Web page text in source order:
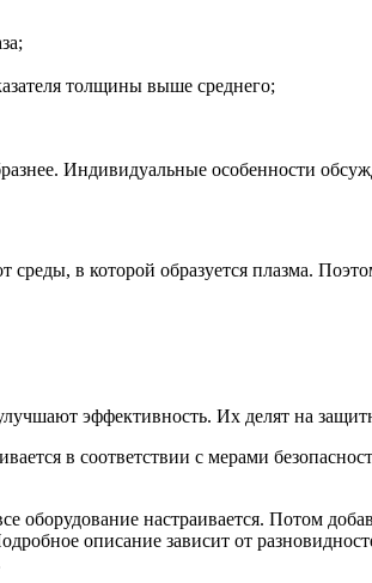
толщины выше среднего;
Индивидуальные особенности
среды, в которой образуется плазма.
эффективность. Их делят на
в соответствии с мерами
оборудование настраивается. Потом
описание зависит от